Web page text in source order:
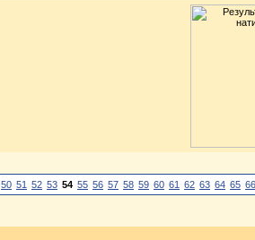
50 51 52 53 54 55 56 57 58 59 60 61 62 63 64 65 66